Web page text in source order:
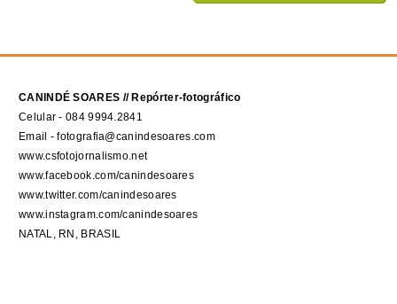
CANINDÉ SOARES // Repórter-fotográfico
Celular - 084 9994.2841
Email - fotografia@canindesoares.com
www.csfotojornalismo.net
www.facebook.com/canindesoares
www.twitter.com/canindesoares
www.instagram.com/canindesoares
NATAL, RN, BRASIL